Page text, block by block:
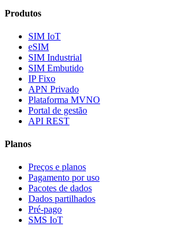
Produtos
SIM IoT
eSIM
SIM Industrial
SIM Embutido
IP Fixo
APN Privado
Plataforma MVNO
Portal de gestão
API REST
Planos
Preços e planos
Pagamento por uso
Pacotes de dados
Dados partilhados
Pré-pago
SMS IoT